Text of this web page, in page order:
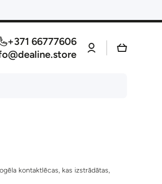
+371 66777606
Log
in
Cart
kontaktlēcas, kas izstrādātas,